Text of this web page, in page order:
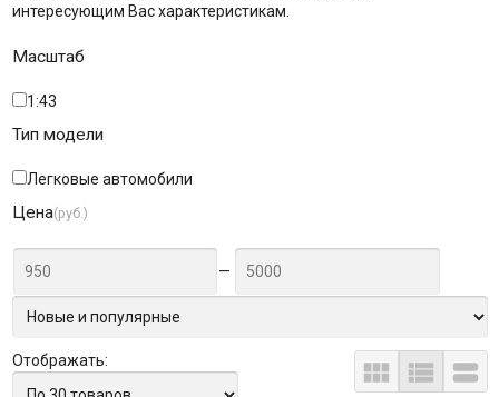
интересующим Вас характеристикам.
Масштаб
1:43
Тип модели
Легковые автомобили
Цена(руб.)
—
Отображать:   